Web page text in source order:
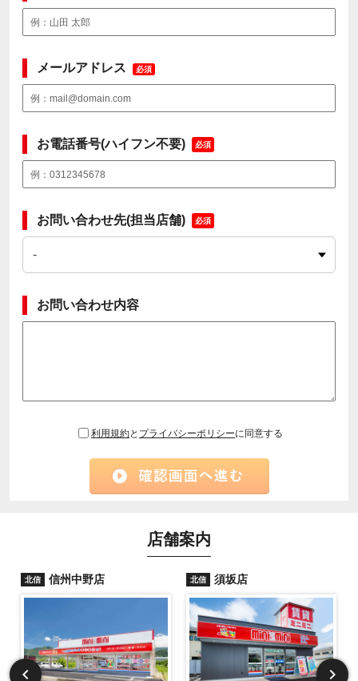
メールアドレス 必須
お電話番号(ハイフン不要) 必須
お問い合わせ先(担当店舗) 必須
お問い合わせ内容
利用規約と プライバシーポリシーに同意する
店舗案内
北信 信州中野店 北信 須坂店